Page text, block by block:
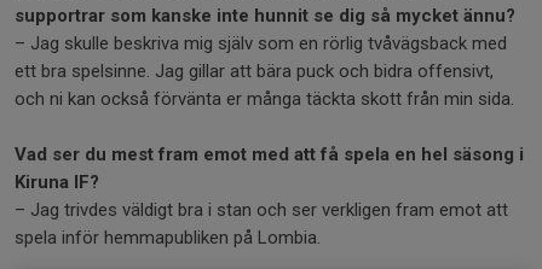
supportrar som kanske inte hunnit se dig så mycket ännu?
– Jag skulle beskriva mig själv som en rörlig tvåvägsback med
ett bra spelsinne. Jag gillar att bära puck och bidra offensivt,
och ni kan också förvänta er många täckta skott från min sida.
Vad ser du mest fram emot med att få spela en hel säsong i
Kiruna IF?
– Jag trivdes väldigt bra i stan och ser verkligen fram emot att
spela inför hemmapubliken på Lombia.